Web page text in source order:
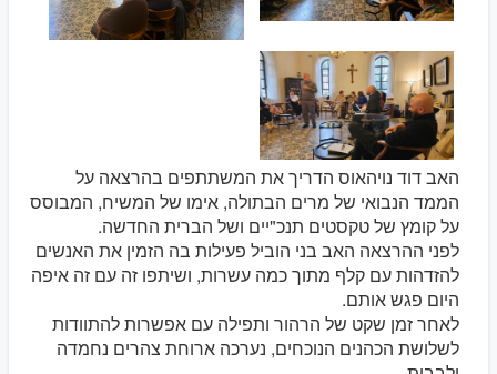
האב דוד נויהאוס הדריך את המשתתפים בהרצאה על
הממד הנבואי של מרים הבתולה, אימו של המשיח, המבוסס
על קומץ של טקסטים תנכ"יים ושל הברית החדשה.
לפני ההרצאה האב בני הוביל פעילות בה הזמין את האנשים
להזדהות עם קלף מתוך כמה עשרות, ושיתפו זה עם זה איפה
היום פגש אותם.
לאחר זמן שקט של הרהור ותפילה עם אפשרות להתוודות
לשלושת הכהנים הנוכחים, נערכה ארוחת צהרים נחמדה